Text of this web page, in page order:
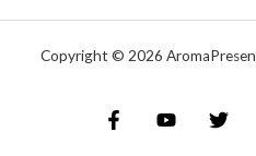
Copyright © 2026